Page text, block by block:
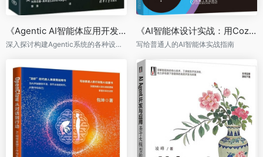
《Agentic AI智能体应用开发》（第2版）
深入探讨构建Agentic系统的各种设计模式，给出复杂场景多智能体架构的实现方案
《AI智能体设计实战：用Coze从零打造21个贴身AI助手》
写给普通人的AI智能体实战指南